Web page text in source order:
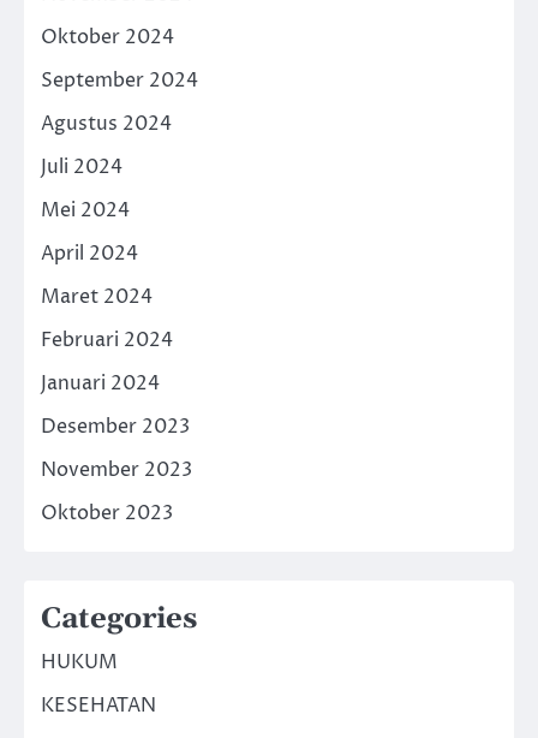
Oktober 2024
September 2024
Agustus 2024
Juli 2024
Mei 2024
April 2024
Maret 2024
Februari 2024
Januari 2024
Desember 2023
November 2023
Oktober 2023
Categories
HUKUM
KESEHATAN